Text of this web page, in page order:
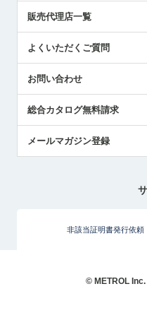
中小企業のBCP地震対策
センサのテクニカルガイド
社長ブログ
販売代理店一覧
よくいただくご質問
お問い合わせ
総合カタログ無料請求
メールマガジン登録
非該当証明書発行依頼
© METROL